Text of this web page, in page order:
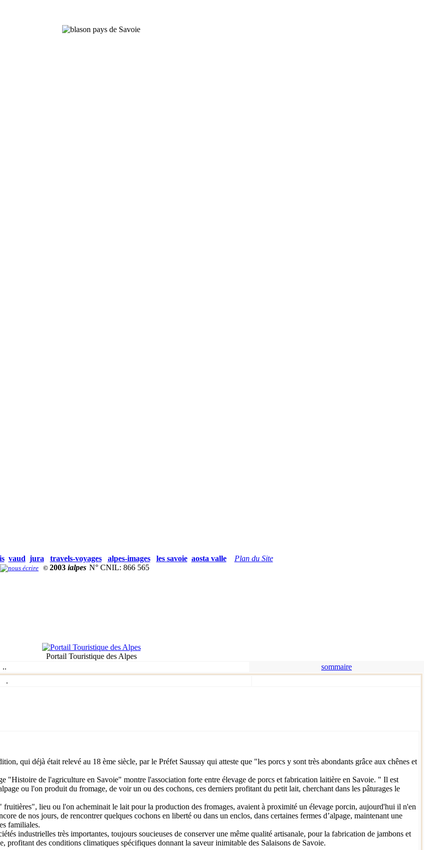
vaud jura travels-voyages alpes-images les savoie aosta valle
Plan du Site
© 2003 ialpes N° CNIL: 866 565
Portail Touristique des Alpes
..
sommaire
.
qui déjà était relevé au 18 ème siècle, par le Préfet Saussay qui atteste que "les porcs y sont très abondants grâce aux chênes et
"Histoire de l'agriculture en Savoie" montre l'association forte entre élevage de porcs et fabrication laitière en Savoie. " Il est
ou l'on produit du fromage, de voir un ou des cochons, ces derniers profitant du petit lait, cherchant dans les pâturages le
fruitières", lieu ou l'on acheminait le lait pour la production des fromages, avaient à proximité un élevage porcin, aujourd'hui il n'en
de nos jours, de rencontrer quelques cochons en liberté ou dans un enclos, dans certaines fermes d’alpage, maintenant une
familiales.
industrielles très importantes, toujours soucieuses de conserver une même qualité artisanale, pour la fabrication de jambons et
profitant des conditions climatiques spécifiques donnant la saveur inimitable des Salaisons de Savoie.